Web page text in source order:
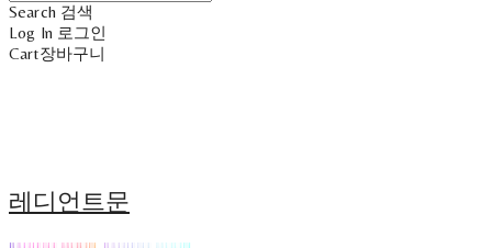
Search 검색
Log In 로그인
Cart장바구니
레디언트문